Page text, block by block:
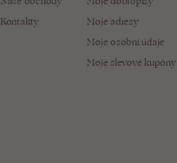
Kontakty
Moje adresy
Moje osobní údaje
Moje slevové kupóny